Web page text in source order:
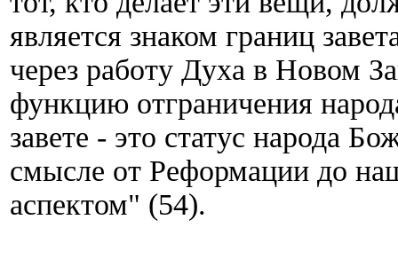
является знаком границ
через работу Духа в Новом
функцию отграничения
завете - это статус народа
смысле от Реформации до
аспектом" (54).